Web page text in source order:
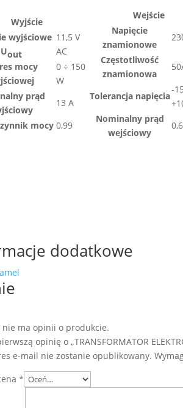
Wyjście
wyjściowe
Uout
11,5 V
AC
mocy
0 ÷ 150
W
prąd
13 A
mocy 0,99
Wejście
Napięcie
znamionowe
Częstotliwość
znamionowa
Tolerancja napięcia
-
Nominalny prąd
wejściowy
dodatkowe
nie ma opinii o produkcie.
opinię o „TRANSFORMATOR
e-mail nie zostanie opublikowany.
*